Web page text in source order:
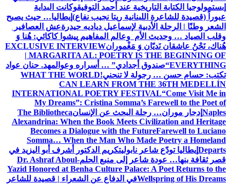
عند أحمد التوفيقوكانت البداية
ريتا نجيب نفاع)إيطاليا… حيث يصبح
لإسماعيل دياديه حيدرةعش العصافير
وعالم المفاهيمپیشوا کاکائي: هُنا وَ
مَغْمورانEXCLUSIVE INTERVIEW
| MARGARITA AL: POETRY
… أسراره وعوالمه د. حنان عواد
لا تنحني!WHAT THE WORLD
CAN LEARN
INTERNATIONAL POETRY
My Dreams”: Cristina
البحث عن الإنسانThe Bibliotheca
Alexandrina: When the Book
Becomes a Dialogue with the
Somma… When the Man Who
تكريم الدكتور أشرف أبو اليزيد في
إلى منبع الحلمDr. Ashraf Aboul-
Yazid Honored at Benha Culture
في الدفاع عن الشعراء | قصيدة للشاعر